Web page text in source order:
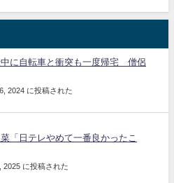
中に自転車と衝突も一度帰宅 僧侶
2024 に投稿された
菜「日テレやめて一番良かったこ
2025 に投稿された